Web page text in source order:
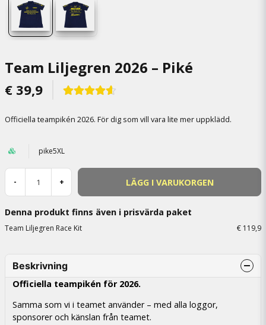
Team Liljegren 2026 – Piké
€ 39,9
Officiella teampikén 2026. För dig som vill vara lite mer uppklädd.
pike5XL
- + LÄGG I VARUKORGEN
Denna produkt finns även i prisvärda paket
Team Liljegren Race Kit € 119,9
Beskrivning
Officiella teampikén för 2026.
Samma som vi i teamet använder – med alla loggor,
sponsorer och känslan från teamet.